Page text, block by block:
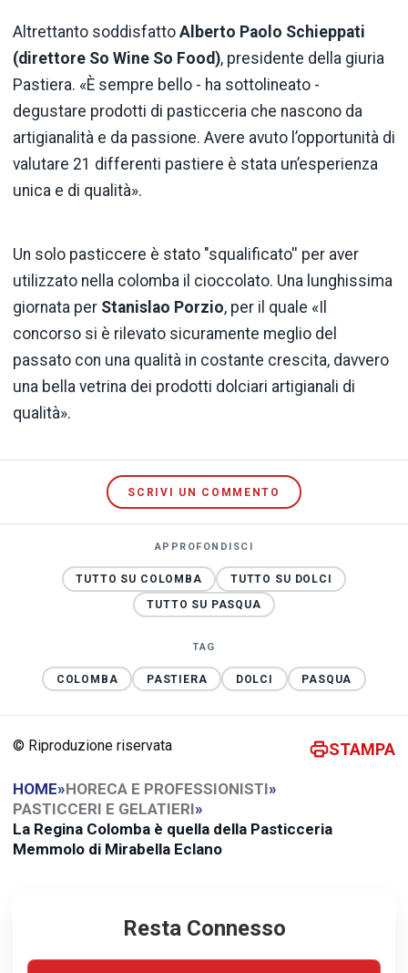
Altrettanto soddisfatto Alberto Paolo Schieppati
(direttore So Wine So Food), presidente della giuria
Pastiera. «È sempre bello - ha sottolineato -
degustare prodotti di pasticceria che nascono da
artigianalità e da passione. Avere avuto l’opportunità di
valutare 21 differenti pastiere è stata un’esperienza
unica e di qualità».
Un solo pasticcere è stato "squalificato'' per aver
utilizzato nella colomba il cioccolato. Una lunghissima
giornata per Stanislao Porzio, per il quale «Il
concorso si è rilevato sicuramente meglio del
passato con una qualità in costante crescita, davvero
una bella vetrina dei prodotti dolciari artigianali di
qualità».
SCRIVI UN COMMENTO
APPROFONDISCI
TUTTO SU COLOMBA
TUTTO SU DOLCI
TUTTO SU PASQUA
TAG
COLOMBA PASTIERA DOLCI PASQUA
© Riproduzione riservata STAMPA
HOME»HORECA E PROFESSIONISTI»
PASTICCERI E GELATIERI»
La Regina Colomba è quella della Pasticceria
Memmolo di Mirabella Eclano
Resta Connesso